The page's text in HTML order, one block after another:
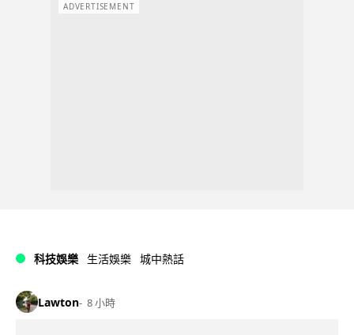
ADVERTISEMENT
科技娛樂 生活娛樂 城中熱話
Lawton 8 小時